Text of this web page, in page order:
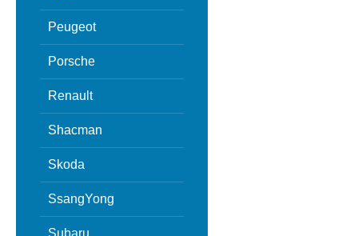
Peugeot
Porsche
Renault
Shacman
Skoda
SsangYong
Subaru